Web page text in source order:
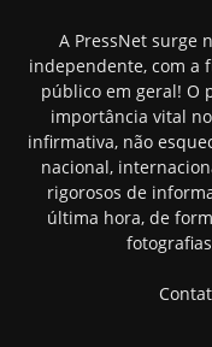
A PressNet surge
independente, com a
público em geral! O
importância vital
infirmativa, não
nacional,
rigorosos de
última hora, de